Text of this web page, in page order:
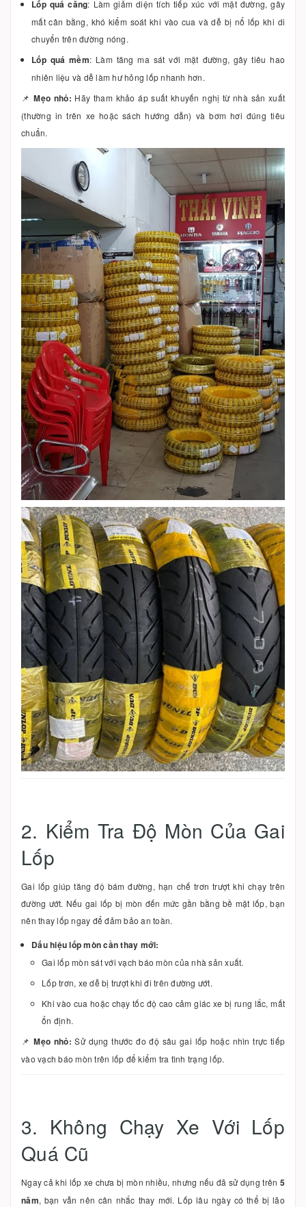
Lốp quá căng: Làm giảm diện tích tiếp xúc với mặt đường, gây
mất cân bằng, khó kiểm soát khi vào cua và dễ bị nổ lốp khi di
chuyển trên đường nóng.
Lốp quá mềm: Làm tăng ma sát với mặt đường, gây tiêu hao
nhiên liệu và dễ làm hư hỏng lốp nhanh hơn.
📌Mẹo nhỏ: Hãy tham khảo áp suất khuyến nghị từ nhà sản xuất
(thường in trên xe hoặc sách hướng dẫn) và bơm hơi đúng tiêu
chuẩn.
2. Kiểm Tra Độ Mòn Của Gai
Lốp
Gai lốp giúp tăng độ bám đường, hạn chế trơn trượt khi chạy trên
đường ướt. Nếu gai lốp bị mòn đến mức gần bằng bề mặt lốp, bạn
nên thay lốp ngay để đảm bảo an toàn.
Dấu hiệu lốp mòn cần thay mới:
Gai lốp mòn sát với vạch báo mòn của nhà sản xuất.
Lốp trơn, xe dễ bị trượt khi đi trên đường ướt.
Khi vào cua hoặc chạy tốc độ cao cảm giác xe bị rung lắc, mất
ổn định.
📌Mẹo nhỏ: Sử dụng thước đo độ sâu gai lốp hoặc nhìn trực tiếp
vào vạch báo mòn trên lốp để kiểm tra tình trạng lốp.
3. Không Chạy Xe Với Lốp
Quá Cũ
Ngay cả khi lốp xe chưa bị mòn nhiều, nhưng nếu đã sử dụng trên 5
năm, bạn vẫn nên cân nhắc thay mới. Lốp lâu ngày có thể bị lão